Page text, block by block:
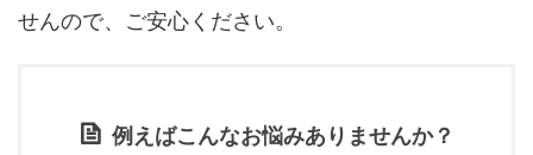
せんので、ご安心ください。
例えばこんなお悩みありませんか？